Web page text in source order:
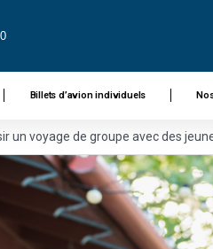
Billets d’avion individuels
un voyage de groupe avec des